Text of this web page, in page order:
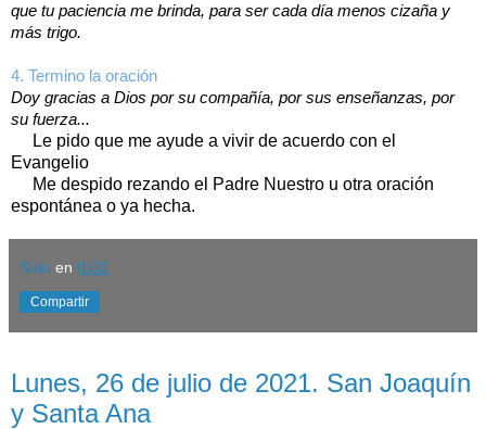
que tu paciencia me brinda, para ser cada día menos cizaña y
más trigo.
4. Termino la oración
Doy gracias a Dios por su compañía, por sus enseñanzas, por
su fuerza...
Le pido que me ayude a vivir de acuerdo con el
Evangelio
Me despido rezando el Padre Nuestro u otra oración
espontánea o ya hecha.
Satu en 0:00
Compartir
Lunes, 26 de julio de 2021. San Joaquín
y Santa Ana